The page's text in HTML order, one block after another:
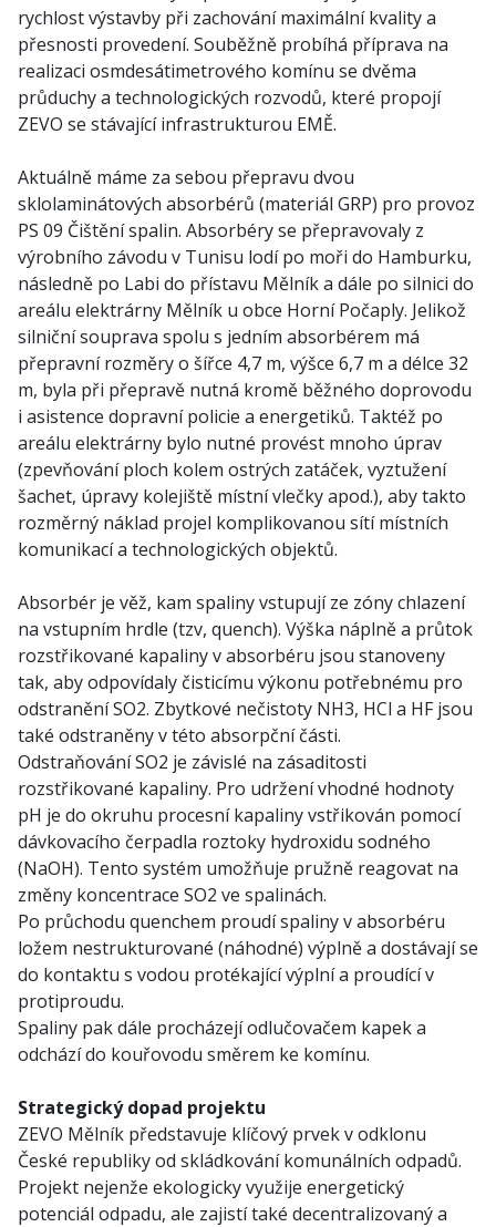
rychlost výstavby při zachování maximální kvality a
přesnosti provedení. Souběžně probíhá příprava na
realizaci osmdesátimetrového komínu se dvěma
průduchy a technologických rozvodů, které propojí
ZEVO se stávající infrastrukturou EMĚ.
Aktuálně máme za sebou přepravu dvou
sklolaminátových absorbérů (materiál GRP) pro provoz
PS 09 Čištění spalin. Absorbéry se přepravovaly z
výrobního závodu v Tunisu lodí po moři do Hamburku,
následně po Labi do přístavu Mělník a dále po silnici do
areálu elektrárny Mělník u obce Horní Počaply. Jelikož
silniční souprava spolu s jedním absorbérem má
přepravní rozměry o šířce 4,7 m, výšce 6,7 m a délce 32
m, byla při přepravě nutná kromě běžného doprovodu
i asistence dopravní policie a energetiků. Taktéž po
areálu elektrárny bylo nutné provést mnoho úprav
(zpevňování ploch kolem ostrých zatáček, vyztužení
šachet, úpravy kolejiště místní vlečky apod.), aby takto
rozměrný náklad projel komplikovanou sítí místních
komunikací a technologických objektů.
Absorbér je věž, kam spaliny vstupují ze zóny chlazení
na vstupním hrdle (tzv, quench). Výška náplně a průtok
rozstřikované kapaliny v absorbéru jsou stanoveny
tak, aby odpovídaly čisticímu výkonu potřebnému pro
odstranění SO2. Zbytkové nečistoty NH3, HCl a HF jsou
také odstraněny v této absorpční části.
Odstraňování SO2 je závislé na zásaditosti
rozstřikované kapaliny. Pro udržení vhodné hodnoty
pH je do okruhu procesní kapaliny vstřikován pomocí
dávkovacího čerpadla roztoky hydroxidu sodného
(NaOH). Tento systém umožňuje pružně reagovat na
změny koncentrace SO2 ve spalinách.
Po průchodu quenchem proudí spaliny v absorbéru
ložem nestrukturované (náhodné) výplně a dostávají se
do kontaktu s vodou protékající výplní a proudící v
protiproudu.
Spaliny pak dále procházejí odlučovačem kapek a
odchází do kouřovodu směrem ke komínu.
Strategický dopad projektu
ZEVO Mělník představuje klíčový prvek v odklonu
České republiky od skládkování komunálních odpadů.
Projekt nejenže ekologicky využije energetický
potenciál odpadu, ale zajistí také decentralizovaný a